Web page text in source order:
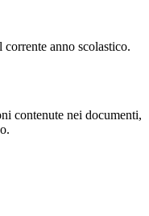
anno scolastico.
contenute nei documenti,